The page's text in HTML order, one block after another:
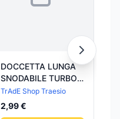
DOCCETTA LUNGA
SNODABILE TURBO
FLEX 360° TUBO
FLESSIBILE CON
FILTRO PER
TrAdE Shop Traesio
2,99 €